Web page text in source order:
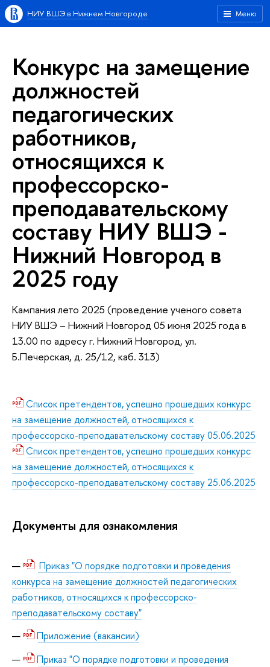
Меню
НИУ ВШЭ в Нижнем Новгороде
Конкурс на замещение
должностей
педагогических
работников,
относящихся к
профессорско-
преподавательскому
составу НИУ ВШЭ -
Нижний Новгород в
2025 году
Кампания лето 2025 (проведение ученого совета
НИУ ВШЭ – Нижний Новгород 05 июня 2025 года в
13.00 по адресу г. Нижний Новгород, ул.
Б.Печерская, д. 25/12, каб. 313)
Список претендентов, успешно прошедших конкурс
на замещение должностей, относящихся к
профессорско-преподавательскому составу 05.06.2025
Список претендентов, успешно прошедших конкурс
на замещение должностей, относящихся к
профессорско-преподавательскому составу 25.06.2025
Документы для ознакомления
Приказ "О порядке подготовки и проведения
конкурса на замещение должностей педагогических
работников, относящихся к профессорско-
преподавательскому составу"
Приложение (вакансии)
Приказ "О порядке подготовки и проведения